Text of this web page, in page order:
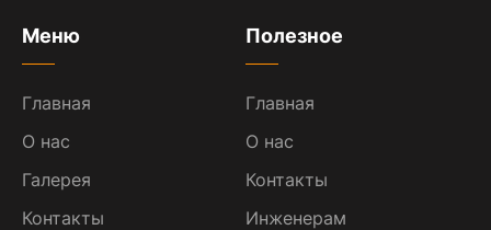
Меню
Главная
О нас
Галерея
Контакты
Полезное
Главная
О нас
Контакты
Инженерам